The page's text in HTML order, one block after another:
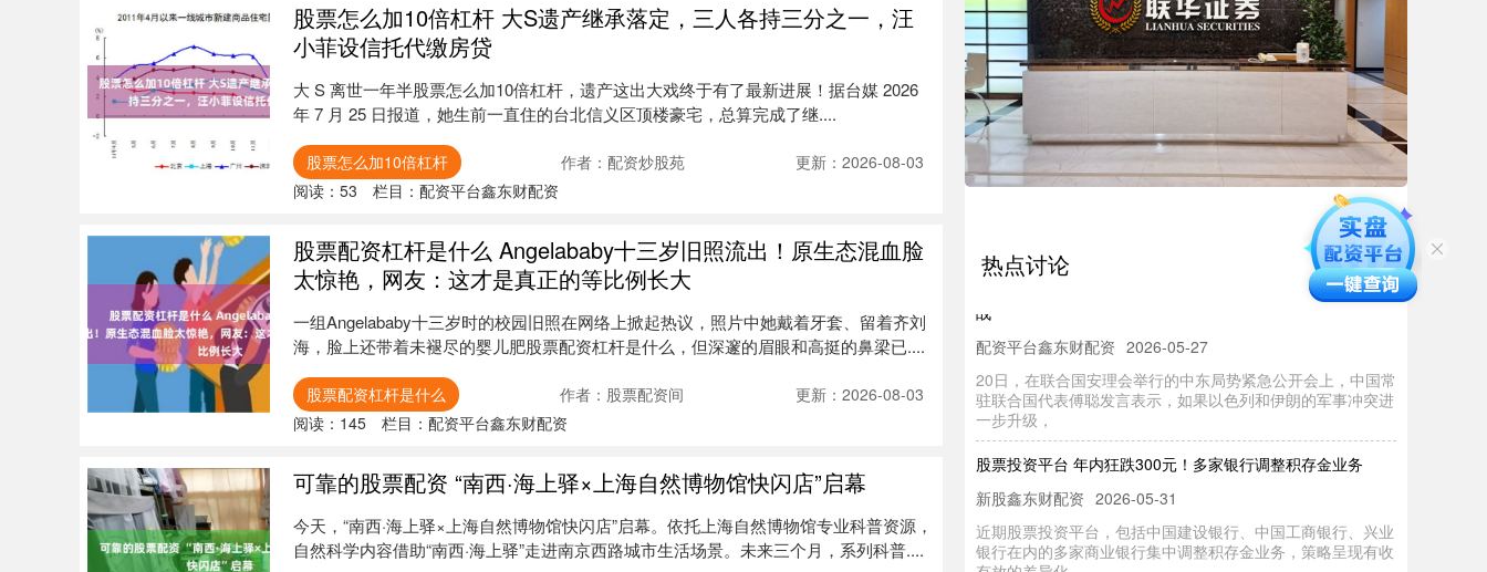
股票怎么加10倍杠杆 大S遗产继承落定，三人各持三分之一，汪
小菲设信托代缴房贷
大 S 离世一年半股票怎么加10倍杠杆，遗产这出大戏终于有了最新进展！据台媒 2026
年 7 月 25 日报道，她生前一直住的台北信义区顶楼豪宅，总算完成了继....
股票怎么加10倍杠杆 作者：配资炒股苑
更新：2026-08-03
阅读： 53 栏目： 配资平台鑫东财配资
股票配资杠杆是什么 Angelababy十三岁旧照流出！原生态混血脸
太惊艳，网友：这才是真正的等比例长大
一组Angelababy十三岁时的校园旧照在网络上掀起热议，照片中她戴着牙套、留着齐刘
海，脸上还带着未褪尽的婴儿肥股票配资杠杆是什么，但深邃的眉眼和高挺的鼻梁已....
股票配资杠杆是什么 作者：股票配资间
更新：2026-08-03
阅读： 145 栏目： 配资平台鑫东财配资
可靠的股票配资 “南西·海上驿×上海自然博物馆快闪店”启幕
今天，“南西·海上驿×上海自然博物馆快闪店”启幕。依托上海自然博物馆专业科普资源，
自然科学内容借助“南西·海上驿”走进南京西路城市生活场景。未来三个月，系列科普....
热点讨论
中国期货配资网 国家助学贷款不用还？真相来了！
配资平台鑫东财配资 2026-05-26
近日中国期货配资网 热搜#原来助学贷款是可以不用还的# 引
发全网热议 今天 小媒君带大家一起 揭开国家助学贷款 代偿的
股票场内配资 中方：中东不稳，天下难安，必须立即停火止
战
配资平台鑫东财配资
20日，在联合国安理会举行的中东局势紧急公开会上，中国常
驻联合国代表傅聪发言表示，如果以色列和伊朗的军事冲突进
一步升级，
股票投资平台 年内狂跌300元！多家银行调整积存金业务
新股鑫东财配资 2026-05-31
近期股票投资平台，包括中国建设银行、中国工商银行、兴业
银行在内的多家商业银行集中调整积存金业务，策略呈现有收
有放的差异化